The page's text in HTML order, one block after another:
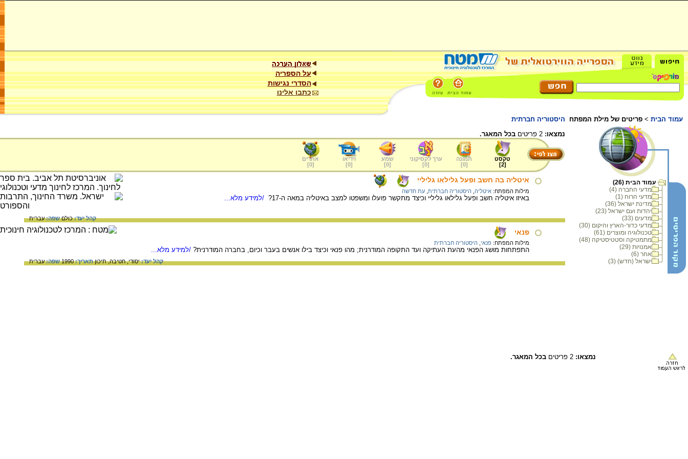
על הספריה
הסדרי נגישות
כתבו אלינו
עמוד הבית > פריטים של מילת המפתח היסטוריה חברתית
עמוד הבית (26)
מדעי החברה (4)
מדעי הרוח (1)
מדינת ישראל (36)
יהדות ועם ישראל (23)
מדעים (33)
מדעי כדור-הארץ והיקום (30)
טכנולוגיה ומוצרים (61)
מתמטיקה וסטטיסטיקה (48)
אמנויות (29)
אחר (6)
ישראל (חדש) (3)
נמצאו: בכל המאגר.
טקסט
[
2
]
תמונה
[
0
]
ערך לקסיקוני
[
0
]
שמע
[
0
]
וידיאו
[
0
]
אתרים
[
0
]
איטליה בה חשב ופעל גלילאו גליליי
מילות המפתח: איטליה היסטוריה חברתית עת חדשה
באיזו איטליה חשב ופעל גלילאו גליליי וכיצד מתקשר פועלו ומשפטו למצב באיטליה במאה ה-17? /למידע מלא...
קהל יעד:כולםשפה:עברית
פנאי
מילות המפתח: פנאי היסטוריה חברתית
התפתחות מושג הפנאי מהעת העתיקה ועד התקופה המודרנית; מהו פנאי וכיצד בילו אנשים בעבר וכיום, בחברה המודרנית? /למידע מלא...
קהל יעד:יסודי,חטיבה,תיכוןתאריך:1990 שפה:עברית
נמצאו: בכל המאגר.